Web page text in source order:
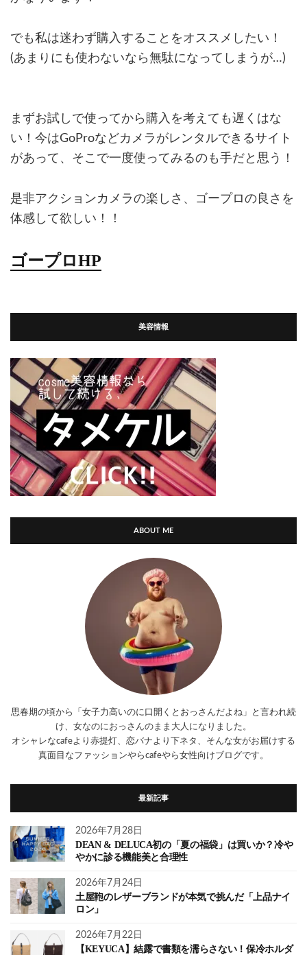
でも私は迷わず購入することをオススメしたい！
(あまりにも使わないなら無駄になってしまうが…)
まずお試しで使ってから購入を考えても遅くはな
い！今はGoProなどカメラがレンタルできるサイト
があって、そこで一度使ってみるのも手だと思う！
是非アクションカメラの楽しさ、ゴープロの良さを
体感して欲しい！！
ゴープロHP
美容情報
ABOUT ME
思春期の頃から「女子力高いのに口開くとおっさんだよね」と言われ続
け、女なのにおっさんのまま大人になりました。
オシャレなcafeより赤提灯、恋バナより下ネタ、そんな女がお届けする
真面目なファッションやらcafeやら女性向けブログです。
最新記事
2026年7月28日
DEAN & DELUCA初の「夏の福袋」は買いか？冷や
やかに診る機能美と合理性
2026年7月24日
土屋鞄のレザーブランドが本気で挑んだ「上品ナイ
ロン」
2026年7月22日
【KEYUCA】結露で書類を濡らさない！保冷ホルダ